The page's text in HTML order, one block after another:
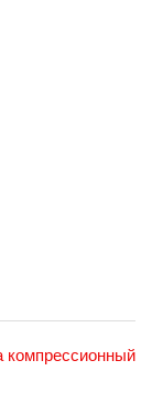
компрессионный